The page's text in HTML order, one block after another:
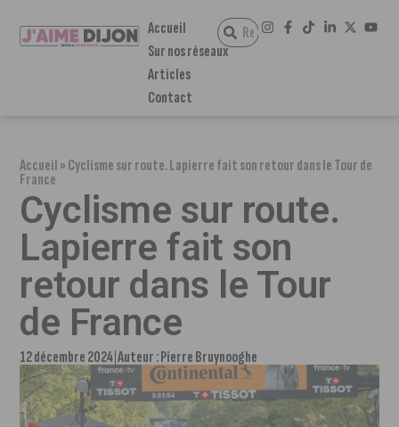
Accueil
Sur nos réseaux
Articles
Contact
Accueil»Cyclisme sur route. Lapierre fait son retour dans le Tour de
France
Cyclisme sur route.
Lapierre fait son
retour dans le Tour
de France
12 décembre 2024 Auteur :Pierre Bruynooghe